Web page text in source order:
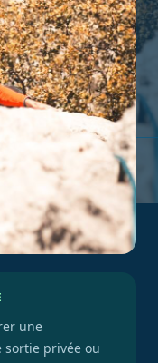
une
privée ou